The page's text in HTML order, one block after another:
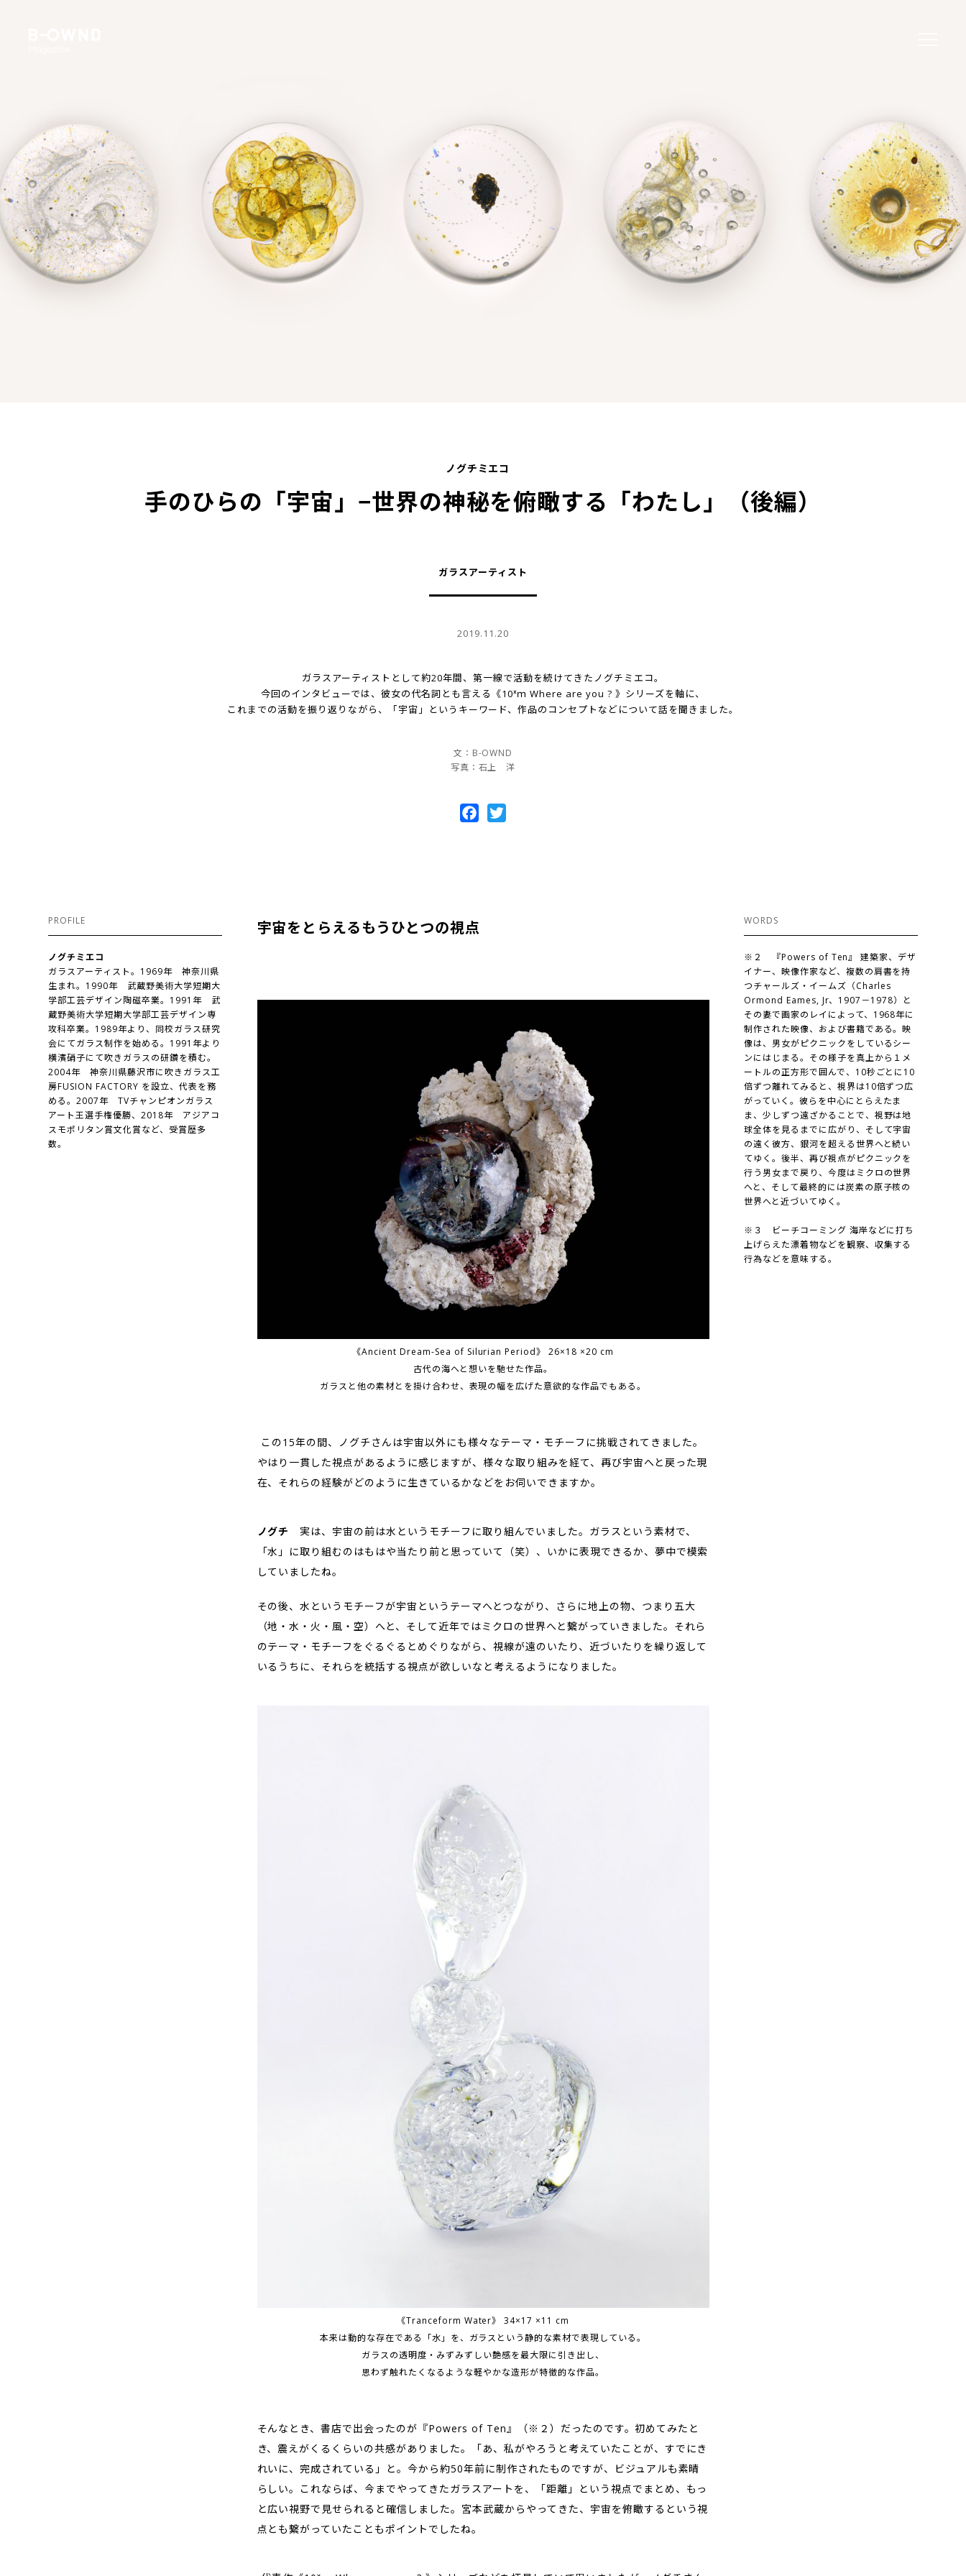
ノグチミエコ
手のひらの「宇宙」−世界の神秘を俯瞰する「わたし」（後編）
ガラスアーティスト
2019.11.20
ガラスアーティストとして約20年間、第一線で活動を続けてきたノグチミエコ。
今回のインタビューでは、彼女の代名詞とも言える《10ˣｍ Where are you ? 》シリーズを軸に、
これまでの活動を振り返りながら、「宇宙」というキーワード、作品のコンセプトなどについて話を聞きました。
文：B-OWND
写真：石上 洋
Facebook
PROFILE
ノグチミエコ
ガラスアーティスト。1969年 神奈川県
生まれ。1990年 武蔵野美術大学短期大
学部工芸デザイン陶磁卒業。1991年 武
蔵野美術大学短期大学部工芸デザイン専
攻科卒業。1989年より、同校ガラス研究
会にてガラス制作を始める。1991年より
横濱硝子にて吹きガラスの研鑽を積む。
2004年 神奈川県藤沢市に吹きガラス工
房FUSION FACTORY を設立、代表を務
める。2007年 TVチャンピオンガラス
アート王選手権優勝、2018年 アジアコ
スモポリタン賞文化賞など、受賞歴多
数。
宇宙をとらえるもうひとつの視点
《Ancient Dream-Sea of Silurian Period》 26×18 ×20 cm
古代の海へと想いを馳せた作品。
ガラスと他の素材とを掛け合わせ、表現の幅を広げた意欲的な作品でもある。
―― この15年の間、ノグチさんは宇宙以外にも様々なテーマ・モチーフに挑戦されてきました。
やはり一貫した視点があるように感じますが、様々な取り組みを経て、再び宇宙へと戻った現
在、それらの経験がどのように生きているかなどをお伺いできますか。
ノグチ
実は、宇宙の前は水というモチーフに取り組んでいました。ガラスという素材で、
「水」に取り組むのはもはや当たり前と思っていて（笑）、いかに表現できるか、夢中で模索
していましたね。
その後、水というモチーフが宇宙というテーマへとつながり、さらに地上の物、つまり五大
（地・水・火・風・空）へと、そして近年ではミクロの世界へと繋がっていきました。それら
のテーマ・モチーフをぐるぐるとめぐりながら、視線が遠のいたり、近づいたりを繰り返して
いるうちに、それらを統括する視点が欲しいなと考えるようになりました。
《Tranceform Water》 34×17 ×11 cm
本来は動的な存在である「水」を、ガラスという静的な素材で表現している。
ガラスの透明度・みずみずしい艶感を最大限に引き出し、
思わず触れたくなるような軽やかな造形が特徴的な作品。
そんなとき、書店で出会ったのが『Powers of Ten』（※２）だったのです。初めてみたと
き、震えがくるくらいの共感がありました。「あ、私がやろうと考えていたことが、すでにき
れいに、完成されている」と。今から約50年前に制作されたものですが、ビジュアルも素晴
らしい。これならば、今までやってきたガラスアートを、「距離」という視点でまとめ、もっ
と広い視野で見せられると確信しました。宮本武蔵からやってきた、宇宙を俯瞰するという視
点とも繋がっていたこともポイントでしたね。
WORDS
※２ 『Powers of Ten』 建築家、デザ
イナー、映像作家など、複数の肩書を持
つチャールズ・イームズ（Charles
Ormond Eames, Jr、1907－1978）と
その妻で画家のレイによって、1968年に
制作された映像、および書籍である。映
像は、男女がピクニックをしているシー
ンにはじまる。その様子を真上から１メ
ートルの正方形で囲んで、10秒ごとに10
倍ずつ離れてみると、視界は10倍ずつ広
がっていく。彼らを中心にとらえたま
ま、少しずつ遠ざかることで、視野は地
球全体を見るまでに広がり、そして宇宙
の遠く彼方、銀河を超える世界へと続い
てゆく。後半、再び視点がピクニックを
行う男女まで戻り、今度はミクロの世界
へと、そして最終的には炭素の原子核の
世界へと近づいてゆく。
※３ ビーチコーミング 海岸などに打ち
上げらえた漂着物などを観察、収集する
行為などを意味する。